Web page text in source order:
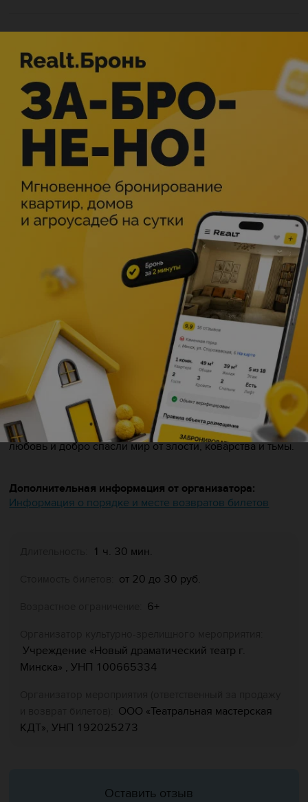
Волшебная музыкальная сказка для детей и всей
семьи по мотивам сказки Вильгельма Гауфа.
Когда-то давно, жил-был сказочник, который писал
историю о красавице со светлой душой и прекрасном
юноше с добрым открытым сердцем. Должны были они
влюбиться друг в друга и создать союз, разрушающий
все зло на земле. Но узнала про эту сказку страшная
злая ведьма и превратила девушку в гусыню, а юношу —
в горбуна. Долгие годы мальчик искал способ вернуть
себе облик, но только знакомство с Гусыней даст ему
ключ к разгадке. И как не старались силы зла, но чистая
любовь и добро спасли мир от злости, коварства и тьмы.
Дополнительная информация от организатора:
Информация о порядке и месте возвратов билетов
1 ч. 30 мин.
от 20 до 30 руб.
6+
Учреждение «Новый драматический театр г.
Минска» , УНП 100665334
ООО «Театральная мастерская
КДТ», УНП 192025273
Оставить отзыв